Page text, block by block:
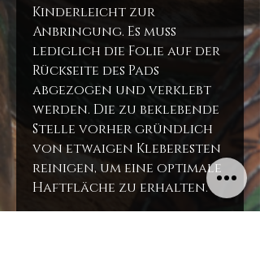
Kinderleicht zur
Anbringung. Es muss
lediglich die Folie auf der
Rückseite des Pads
abgezogen und verklebt
werden. Die zu beklebende
Stelle vorher gründlich
von etwaigen Kleberesten
reinigen, um eine optimale
Haftfläche zu erhalten.